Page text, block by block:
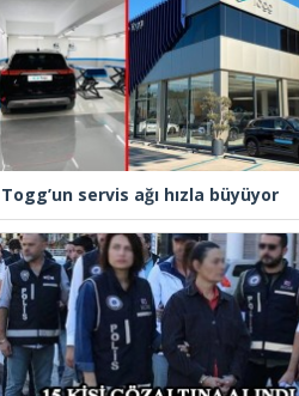
Togg’un servis ağı hızla büyüyor